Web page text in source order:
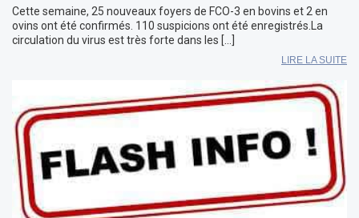
Cette semaine, 25 nouveaux foyers de FCO-3 en bovins et 2 en
ovins ont été confirmés. 110 suspicions ont été enregistrés.La
circulation du virus est très forte dans les […]
LIRE LA SUITE